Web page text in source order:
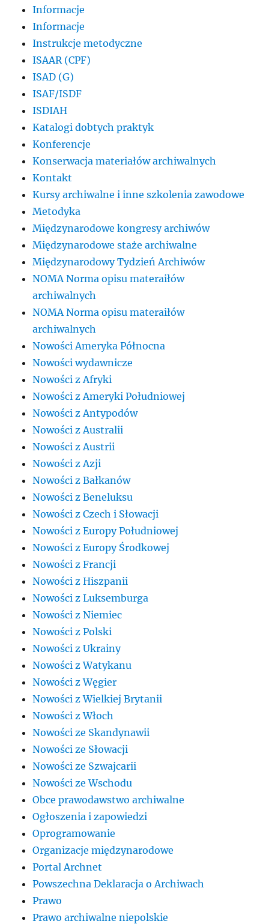
Informacje
Informacje
Instrukcje metodyczne
ISAAR (CPF)
ISAD (G)
ISAF/ISDF
ISDIAH
Katalogi dobtych praktyk
Konferencje
Konserwacja materiałów archiwalnych
Kontakt
Kursy archiwalne i inne szkolenia zawodowe
Metodyka
Międzynarodowe kongresy archiwów
Międzynarodowe staże archiwalne
Międzynarodowy Tydzień Archiwów
NOMA Norma opisu materaiłów
archiwalnych
NOMA Norma opisu materaiłów
archiwalnych
Nowości Ameryka Północna
Nowości wydawnicze
Nowości z Afryki
Nowości z Ameryki Południowej
Nowości z Antypodów
Nowości z Australii
Nowości z Austrii
Nowości z Azji
Nowości z Bałkanów
Nowości z Beneluksu
Nowości z Czech i Słowacji
Nowości z Europy Południowej
Nowości z Europy Środkowej
Nowości z Francji
Nowości z Hiszpanii
Nowości z Luksemburga
Nowości z Niemiec
Nowości z Polski
Nowości z Ukrainy
Nowości z Watykanu
Nowości z Węgier
Nowości z Wielkiej Brytanii
Nowości z Włoch
Nowości ze Skandynawii
Nowości ze Słowacji
Nowości ze Szwajcarii
Nowości ze Wschodu
Obce prawodawstwo archiwalne
Ogłoszenia i zapowiedzi
Oprogramowanie
Organizacje międzynarodowe
Portal Archnet
Powszechna Deklaracja o Archiwach
Prawo
Prawo archiwalne niepolskie